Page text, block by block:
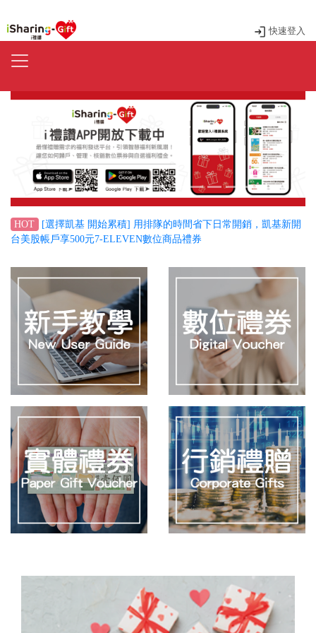
快速登入
Previous Next
HOT
[選擇凱基 開始累積] 用排隊的時間省下日常開銷，凱基新開
台美股帳戶享500元7-ELEVEN數位商品禮券